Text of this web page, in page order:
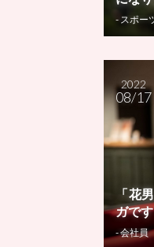
- スポー
2022
08/17
「花
ガで
- 会社員